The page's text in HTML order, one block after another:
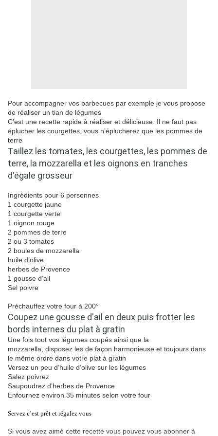
Pour accompagner vos barbecues par exemple je vous propose
de réaliser un tian de légumes
C’est une recette rapide à réaliser et délicieuse. Il ne faut pas
éplucher les courgettes, vous n’éplucherez que les pommes de
terre
Taillez les tomates, les courgettes, les pommes de
terre, la mozzarella et les oignons en tranches
d'égale grosseur
Ingrédients pour 6 personnes
1 courgette jaune
1 courgette verte
1 oignon rouge
2 pommes de terre
2 ou 3 tomates
2 boules de mozzarella
huile d’olive
herbes de Provence
1 gousse d’ail
Sel poivre
Préchauffez votre four à 200°
Coupez une gousse d'ail en deux puis frotter les
bords internes du plat à gratin
Une fois tout vos légumes coupés ainsi que la
mozzarella, disposez les de façon harmonieuse et toujours dans
le même ordre dans votre plat à gratin
Versez un peu d’huile d’olive sur les légumes
Salez poivrez
Saupoudrez d’herbes de Provence
Enfournez environ 35 minutes selon votre four
Servez c’est prêt et régalez vous
Si vous avez aimé cette recette vous pouvez vous abonner à